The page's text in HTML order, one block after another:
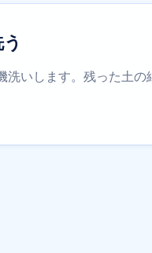
洗いします。残った土